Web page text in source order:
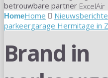
betrouwbare partner ExcelAir
Home
parkeergarage Hermitage in
Brand in